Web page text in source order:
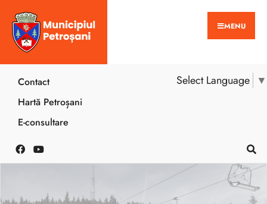
MENU
Select Language ▼
Contact
Hartă Petroșani
E-consultare